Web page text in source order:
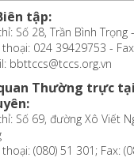
tập:
Số 28, Trần Bình
024 39429753 -
bbttccs@tccs.org.vn
Thường trực
Số 69, đường Xô Viết
(080) 51 301; Fax: